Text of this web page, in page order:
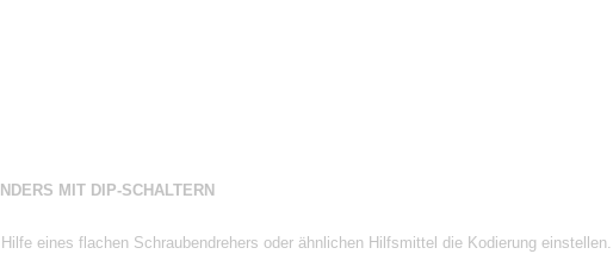
MIT DIP-SCHALTERN
eines flachen Schraubendrehers oder ähnlichen Hilfsmittel die Kodierung einstellen.